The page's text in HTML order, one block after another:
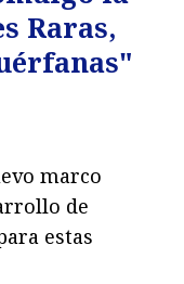
Raras,
marco
de
estas